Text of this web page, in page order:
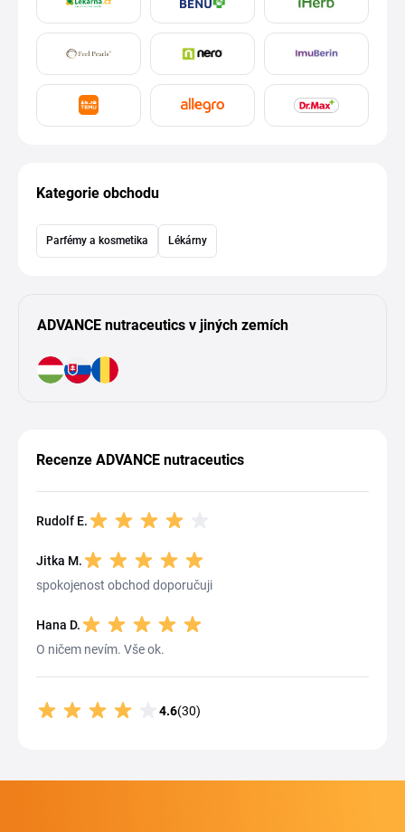
Kategorie obchodu
Parfémy a kosmetika Lékárny
ADVANCE nutraceutics v jiných zemích
Recenze ADVANCE nutraceutics
Rudolf E.
Jitka M.
spokojenost obchod doporučuji
Hana D.
O ničem nevím. Vše ok.
4.6(30)